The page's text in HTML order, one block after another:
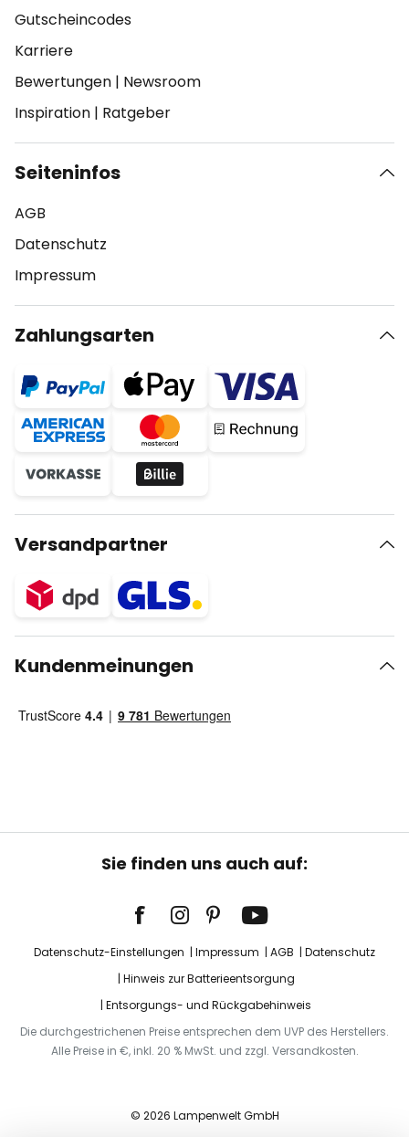
Gutscheincodes
Karriere
Bewertungen | Newsroom
Inspiration | Ratgeber
Seiteninfos
AGB
Datenschutz
Impressum
Zahlungsarten
Versandpartner
Kundenmeinungen
Sie finden uns auch auf:
Datenschutz-Einstellungen Impressum AGB
Datenschutz
Hinweis zur Batterieentsorgung
Entsorgungs- und Rückgabehinweis
Die durchgestrichenen Preise entsprechen dem UVP des Herstellers.
Alle Preise in €, inkl. 20 % MwSt. und zzgl. Versandkosten.
© 2026 Lampenwelt GmbH